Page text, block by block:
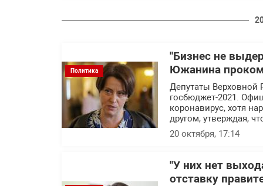
Политика
"Бизнес не
Южанина
Депутаты Верховной
госбюджет-2021.
коронавирус, хотя
другом, утверждая,
20 октября, 17:14
"У них нет
отставку